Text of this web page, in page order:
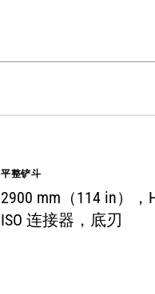
平整铲斗
2900 mm（114 in），
ISO 连接器，底刃